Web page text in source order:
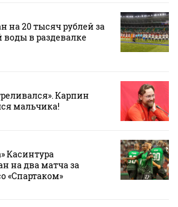
на 20 тысяч рублей за
воды в раздевалке
Карпин
мальчика!
Касинтура
на два матча за
«Спартаком»